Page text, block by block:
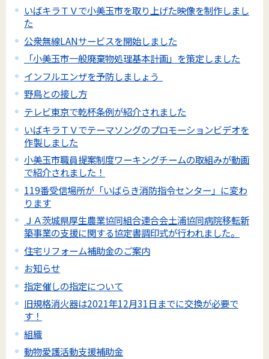
いばキラＴＶで小美玉市を取り上げた映像を制作しまし
た
公衆無線LANサービスを開始しました
「小美玉市一般廃棄物処理基本計画」を策定しました
インフルエンザを予防しましょう
野鳥との接し方
テレビ東京で乾杯条例が紹介されました
いばキラＴＶでテーマソングのプロモーションビデオを
作製しました
小美玉市職員提案制度ワーキングチームの取組みが動画
で紹介されました！
119番受信場所が「いばらき消防指令センター」に変わ
ります
ＪＡ茨城県厚生農業協同組合連合会土浦協同病院移転新
築事業の支援に関する協定書調印式が行われました。
住宅リフォーム補助金のご案内
お知らせ
指定催しの指定について
旧規格消火器は2021年12月31日までに交換が必要で
す！
組織
動物愛護活動支援補助金